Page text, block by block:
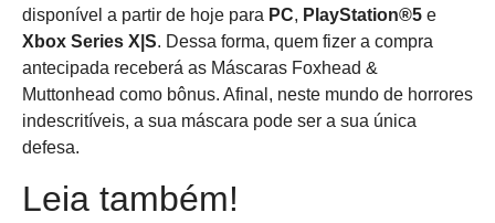
disponível a partir de hoje para PC, PlayStation®5 e
Xbox Series X|S. Dessa forma, quem fizer a compra
antecipada receberá as Máscaras Foxhead &
Muttonhead como bônus. Afinal, neste mundo de horrores
indescritíveis, a sua máscara pode ser a sua única
defesa.
Leia também!